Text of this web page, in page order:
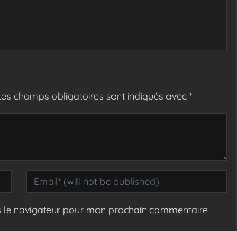
champs obligatoires sont indiqués avec *
navigateur pour mon prochain commentaire.